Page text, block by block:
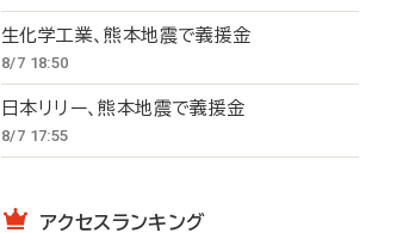
生化学工業、熊本地震で義援金
8/7 18:50
日本リリー、熊本地震で義援金
8/7 17:55
アクセスランキング